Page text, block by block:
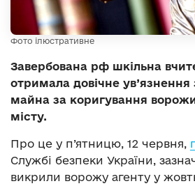
Фото ілюстративне
Завербована рф шкільна
отримала довічне
майна за коригування
місту.
Про це у п’ятницю, 12 червня,
Службі безпеки України,
викрили ворожу агенту у